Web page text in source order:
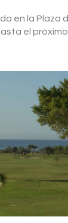
en la Plaza
el próximo